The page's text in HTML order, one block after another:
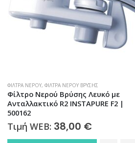
ΑΝΤΑΛΛΑΚΤΙΚΆ, ΚΕΝΤΡΙΚΉΣ ΠΑΡΟΧΉΣ,
Ανταλλακτικό Φίλτρο Νερού
Ενεργού Άνθρακα CA-10 SX Atlas Filtri
Τιμή WEB:
Προσθήκη στο καλάθι